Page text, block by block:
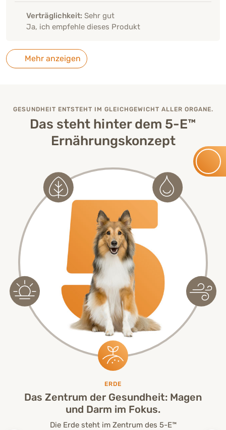
Verträglichkeit: Sehr gut
Ja, ich empfehle dieses Produkt
Mehr anzeigen
GESUNDHEIT ENTSTEHT IM GLEICHGEWICHT ALLER ORGANE.
Das steht hinter dem 5-E™
Ernährungskonzept
ERDE
Das Zentrum der Gesundheit: Magen
und Darm im Fokus.
Die Erde steht im Zentrum des 5-E™